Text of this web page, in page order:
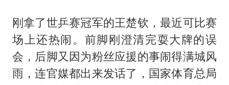
谷歌首席科学家Jeff Dean离职创业
人贩子“梅姨”真实姓名曝光
如何把百年大党建设得更加坚强有力
一枚俄导弹都没击落 泽连斯基发声
刚拿了世乒赛冠军的王楚钦 ，最近可比赛
场上还热闹。前脚刚澄清完耍大牌的误
会，后脚又因为粉丝应援的事闹得满城风
雨，连官媒都出来发话了，国家体育总局